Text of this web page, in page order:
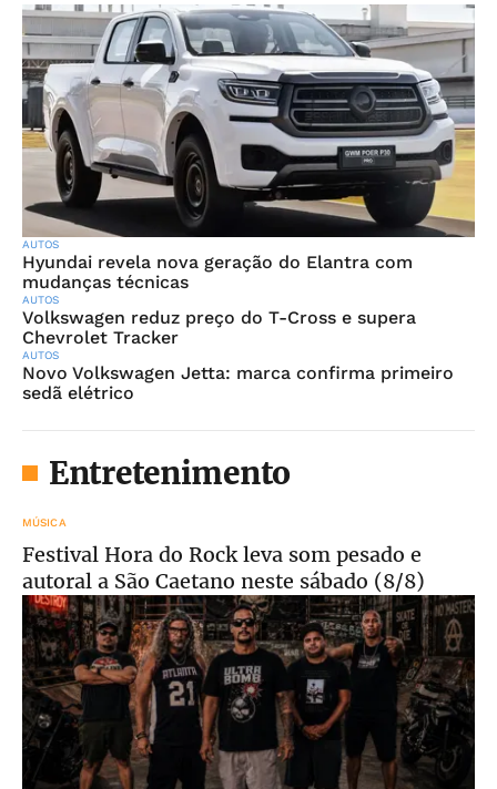
AUTOS
Hyundai revela nova geração do Elantra com
mudanças técnicas
AUTOS
Volkswagen reduz preço do T-Cross e supera
Chevrolet Tracker
AUTOS
Novo Volkswagen Jetta: marca confirma primeiro
sedã elétrico
Entretenimento
MÚSICA
Festival Hora do Rock leva som pesado e
autoral a São Caetano neste sábado (8/8)